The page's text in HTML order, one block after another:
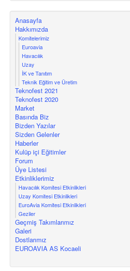
Anasayfa
Hakkımızda
Komitelerimiz
Euroavia
Havacılık
Uzay
İK ve Tanıtım
Teknik Eğitim ve Üretim
Teknofest 2021
Teknofest 2020
Market
Basında Biz
Bizden Yazılar
Sizden Gelenler
Haberler
Kulüp içi Eğitimler
Forum
Üye Listesi
Etkinliklerimiz
Havacılık Komitesi Etkinlikleri
Uzay Komitesi Etkinlikleri
EuroAvia Komitesi Etkinlikleri
Geziler
Geçmiş Takımlarımız
Galeri
Dostlarımız
EUROAVIA AS Kocaeli